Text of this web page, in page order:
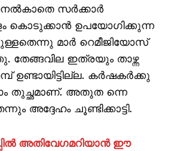
നൽകാതെ സർക്കാർ
കൊടുക്കാൻ ഉപയോഗിക്കുന്ന
മാർ റെമീജിയോസ്
ഇത്രയും താഴ്ന്ന
ഉണ്ടായിട്ടില്ല. കർഷകർക്കു
തുച്ഛമാണ്. അതുത ന്നെ
അദ്ദേഹം ചൂണ്ടിക്കാട്ടി.
അതിവേഗമറിയാൻ ഈ